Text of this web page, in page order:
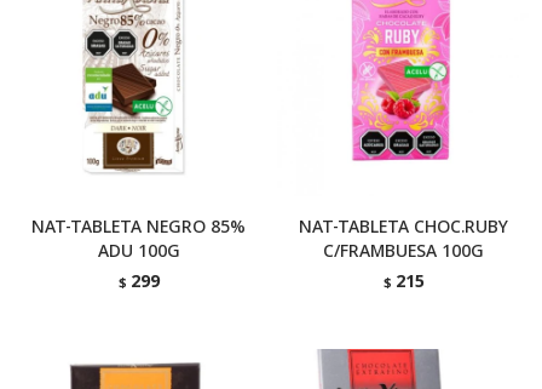
NAT-TABLETA NEGRO 85%
ADU 100G
$ 299
NAT-TABLETA CHOC.RUBY
C/FRAMBUESA 100G
$ 215